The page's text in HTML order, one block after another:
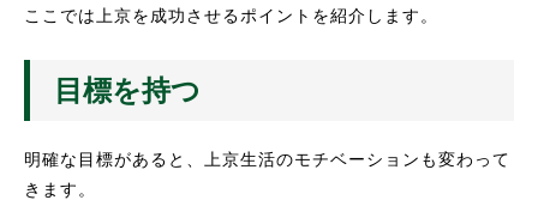
ここでは上京を成功させるポイントを紹介します。
目標を持つ
明確な目標があると、上京生活のモチベーションも変わって
きます。